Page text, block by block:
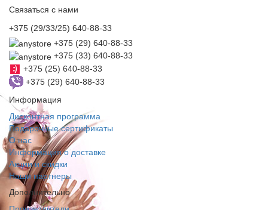
Связаться с нами
+375 (29/33/25) 640-88-33
+375 (29) 640-88-33
+375 (33) 640-88-33
+375 (25) 640-88-33
+375 (29) 640-88-33
Информация
Дисконтная программа
Подарочные сертификаты
О нас
Информация о доставке
Акции и скидки
Наши партнеры
Дополнительно